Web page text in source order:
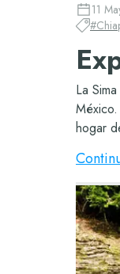
11
#
La
hogar